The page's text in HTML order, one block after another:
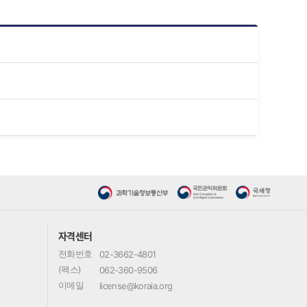
자격센터
전화번호
02-3662-4801
(팩스)
062-360-9506
이메일
license@koraia.org